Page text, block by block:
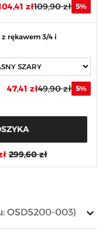
zł109,90 zł 5%
rękawem 3/4 i
47,41 zł49,90 zł 5%
299,60 zł
keyboard_arrow_down
OSD5200-003)